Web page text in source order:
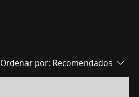
Ordenar por: Recomendados